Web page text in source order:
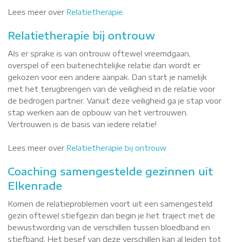
Lees meer over Relatietherapie
Relatietherapie bij ontrouw
Als er sprake is van ontrouw oftewel vreemdgaan,
overspel of een buitenechtelijke relatie dan wordt er
gekozen voor een andere aanpak. Dan start je namelijk
met het terugbrengen van de veiligheid in de relatie voor
de bedrogen partner. Vanuit deze veiligheid ga je stap voor
stap werken aan de opbouw van het vertrouwen.
Vertrouwen is de basis van iedere relatie!
Lees meer over Relatietherapie bij ontrouw
Coaching samengestelde gezinnen uit
Elkenrade
Komen de relatieproblemen voort uit een samengesteld
gezin oftewel stiefgezin dan begin je het traject met de
bewustwording van de verschillen tussen bloedband en
stiefband. Het besef van deze verschillen kan al leiden tot